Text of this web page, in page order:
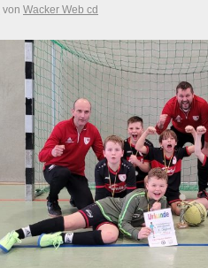
von Wacker Web cd